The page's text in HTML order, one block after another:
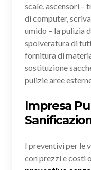
scale, ascensori –
di computer,
umido – la pulizia
spolveratura di
fornitura di
sostituzione
pulizie aree
Impresa
I preventivi per le
con prezzi e costi